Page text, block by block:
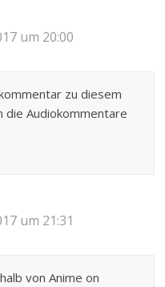
um 20:00
zu diesem
die Audiokommentare
um 21:31
von Anime on